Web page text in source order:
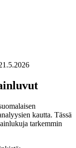
kautta. Tässä
tarkemmin